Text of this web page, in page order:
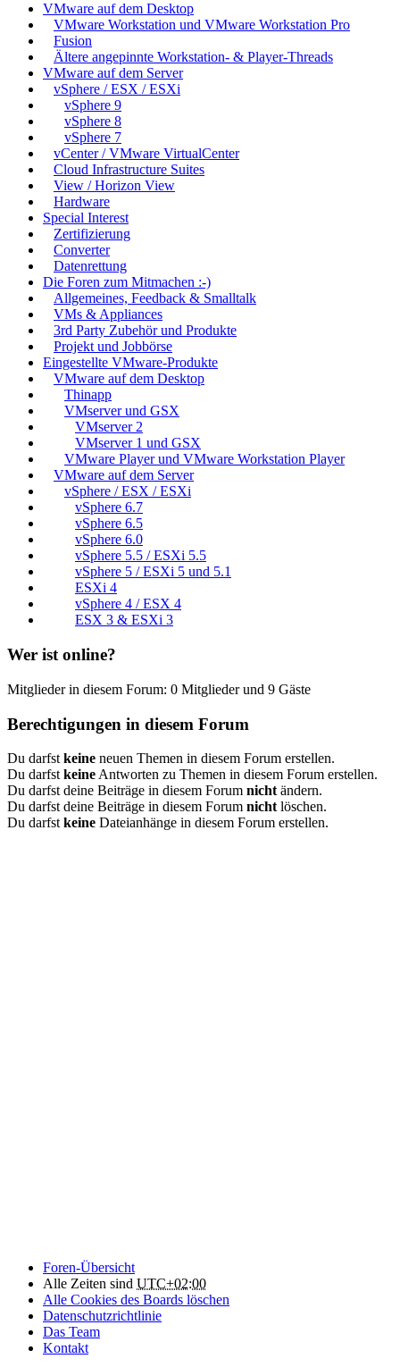
VMware auf dem Desktop
VMware Workstation und VMware Workstation Pro
Fusion
Ältere angepinnte Workstation- & Player-Threads
VMware auf dem Server
vSphere / ESX / ESXi
vSphere 9
vSphere 8
vSphere 7
vCenter / VMware VirtualCenter
Cloud Infrastructure Suites
View / Horizon View
Hardware
Special Interest
Zertifizierung
Converter
Datenrettung
Die Foren zum Mitmachen :-)
Allgemeines, Feedback & Smalltalk
VMs & Appliances
3rd Party Zubehör und Produkte
Projekt und Jobbörse
Eingestellte VMware-Produkte
VMware auf dem Desktop
Thinapp
VMserver und GSX
VMserver 2
VMserver 1 und GSX
VMware Player und VMware Workstation Player
VMware auf dem Server
vSphere / ESX / ESXi
vSphere 6.7
vSphere 6.5
vSphere 6.0
vSphere 5.5 / ESXi 5.5
vSphere 5 / ESXi 5 und 5.1
ESXi 4
vSphere 4 / ESX 4
ESX 3 & ESXi 3
Wer ist online?
Mitglieder in diesem Forum: 0 Mitglieder und 9 Gäste
Berechtigungen in diesem Forum
Du darfst keine neuen Themen in diesem Forum erstellen.
Du darfst keine Antworten zu Themen in diesem Forum erstellen.
Du darfst deine Beiträge in diesem Forum nicht ändern.
Du darfst deine Beiträge in diesem Forum nicht löschen.
Du darfst keine Dateianhänge in diesem Forum erstellen.
Foren-Übersicht
Alle Zeiten sind UTC+02:00
Alle Cookies des Boards löschen
Datenschutzrichtlinie
Das Team
Kontakt